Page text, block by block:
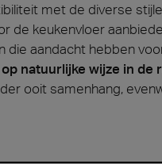
met de diverse
de keukenvloer
die aandacht hebben
natuurlijke wijze in de
ooit samenhang,